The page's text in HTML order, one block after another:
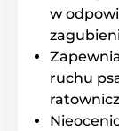
w
ruchu